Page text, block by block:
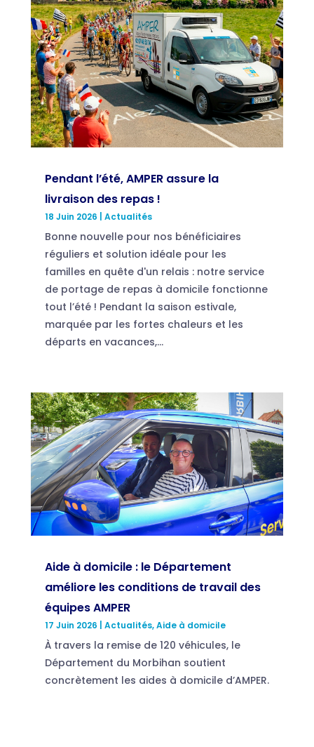
Pendant l’été, AMPER assure la
livraison des repas !
18 Juin 2026 Actualités
Bonne nouvelle pour nos bénéficiaires
réguliers et solution idéale pour les
familles en quête d'un relais : notre service
de portage de repas à domicile fonctionne
tout l’été ! Pendant la saison estivale,
marquée par les fortes chaleurs et les
départs en vacances,...
Aide à domicile : le Département
améliore les conditions de travail des
équipes AMPER
17 Juin 2026 Actualités,Aide à domicile
À travers la remise de 120 véhicules, le
Département du Morbihan soutient
concrètement les aides à domicile d’AMPER.